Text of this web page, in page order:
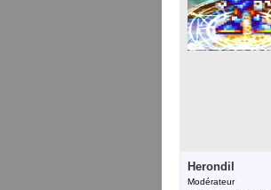
Herondil
Modérateur